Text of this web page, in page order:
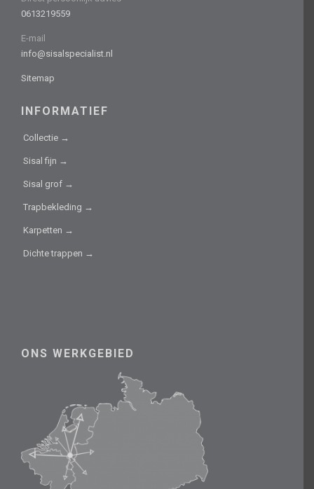
0613219559
E-mail
info@sisalspecialist.nl
Sitemap
INFORMATIEF
Collectie →
Sisal fijn →
Sisal grof →
Trapbekleding →
Karpetten →
Dichte trappen →
ONS WERKGEBIED